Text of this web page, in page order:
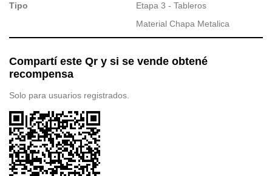
Tipo
Etapa 3 - Tableros
Material Chapa Metalica
Compartí este Qr y si se vende obtené
recompensa
Solo para usuarios registrados.